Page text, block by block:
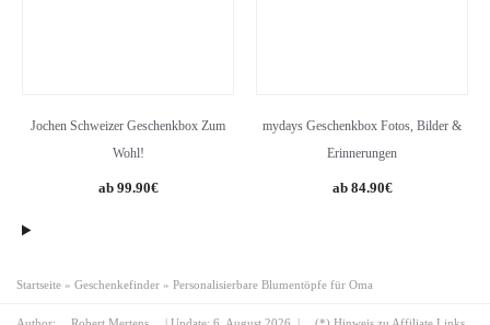
Jochen Schweizer Geschenkbox Zum
Wohl!
99.90€
mydays Geschenkbox Fotos, Bilder &
Erinnerungen
84.90€
Startseite » Geschenkefinder » Personalisierbare Blumentöpfe für Oma